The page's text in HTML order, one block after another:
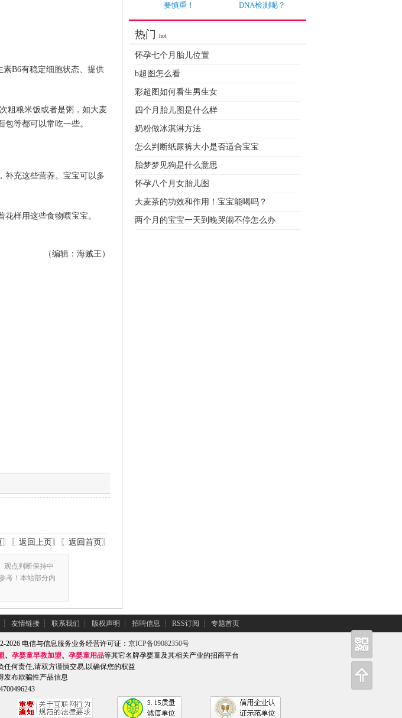
B6有稳定细胞状态、提供
粗粮米饭或者是粥，如大麦
等都可以常吃一些。
补充这些营养。宝宝可以多
样用这些食物喂宝宝。
（编辑：海贼王）
〗〖 返回上页〗〖 返回首页〗
观点判断保持中
考！本站部分内
要慎重！
DNA检测呢？
热门 hot
怀孕七个月胎儿位置
b超图怎么看
彩超图如何看生男生女
四个月胎儿图是什么样
奶粉做冰淇淋方法
怎么判断纸尿裤大小是否适合宝宝
胎梦梦见狗是什么意思
怀孕八个月女胎儿图
大麦茶的功效和作用！宝宝能喝吗？
两个月的宝宝一天到晚哭闹不停怎么办
┆ 友情链接 ┆ 联系我们 ┆ 版权声明 ┆ 招聘信息 ┆ RSS订阅 ┆ 专题首页
2026 电信与信息服务业务经营许可证： 京ICP备09082350号
、 孕婴童早教加盟、 孕婴童用品等其它名牌孕婴童及其相关产业的招商平台
何责任,请双方谨慎交易,以确保您的权益
发布欺骗性产品信息